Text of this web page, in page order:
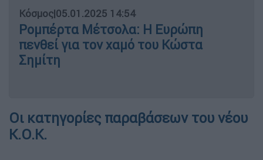
Κόσμος|05.01.2025 14:54
Ρομπέρτα Μέτσολα: Η Ευρώπη
πενθεί για τον χαμό του Κώστα
Σημίτη
Οι κατηγορίες παραβάσεων του νέου
Κ.Ο.Κ.